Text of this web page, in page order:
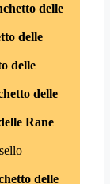
delle
delle
delle
delle
Rane
delle